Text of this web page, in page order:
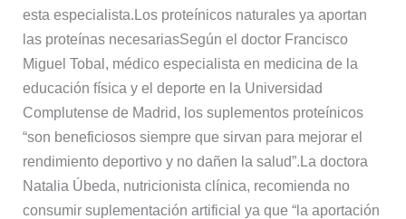
esta especialista.Los proteínicos naturales ya aportan
las proteínas necesariasSegún el doctor Francisco
Miguel Tobal, médico especialista en medicina de la
educación física y el deporte en la Universidad
Complutense de Madrid, los suplementos proteínicos
“son beneficiosos siempre que sirvan para mejorar el
rendimiento deportivo y no dañen la salud”.La doctora
Natalia Úbeda, nutricionista clínica, recomienda no
consumir suplementación artificial ya que “la aportación